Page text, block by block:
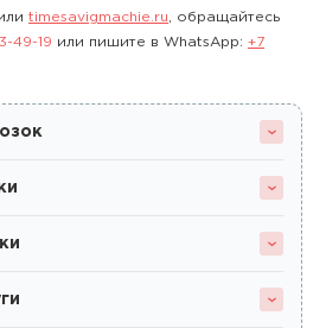
timesavigmachie.ru , обращайтесь
49-19 или пишите в WhatsApp: +7